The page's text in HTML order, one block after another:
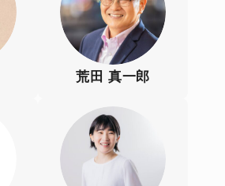
荒田 真一郎